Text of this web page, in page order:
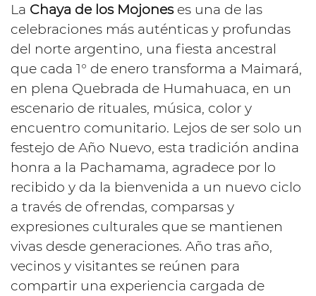
La Chaya de los Mojoneses una de las
celebraciones más auténticas y profundas
del norte argentino, una fiesta ancestral
que cada 1° de enero transforma a Maimará,
en plena Quebrada de Humahuaca, en un
escenario de rituales, música, color y
encuentro comunitario. Lejos de ser solo un
festejo de Año Nuevo, esta tradición andina
honra a la Pachamama, agradece por lo
recibido y da la bienvenida a un nuevo ciclo
a través de ofrendas, comparsas y
expresiones culturales que se mantienen
vivas desde generaciones. Año tras año,
vecinos y visitantes se reúnen para
compartir una experiencia cargada de